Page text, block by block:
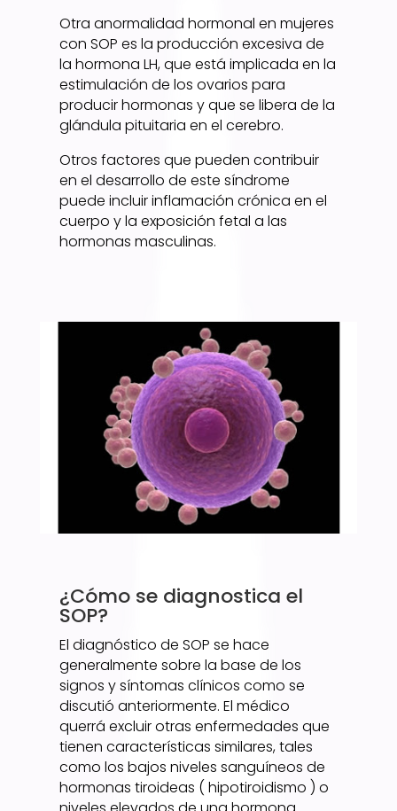
Otra anormalidad hormonal en mujeres
con SOP es la producción excesiva de
la hormona LH, que está implicada en la
estimulación de los ovarios para
producir hormonas y que se libera de la
glándula pituitaria en el cerebro.
Otros factores que pueden contribuir
en el desarrollo de este síndrome
puede incluir inflamación crónica en el
cuerpo y la exposición fetal a las
hormonas masculinas.
¿Cómo se diagnostica el
SOP?
El diagnóstico de SOP se hace
generalmente sobre la base de los
signos y síntomas clínicos como se
discutió anteriormente. El médico
querrá excluir otras enfermedades que
tienen características similares, tales
como los bajos niveles sanguíneos de
hormonas tiroideas ( hipotiroidismo ) o